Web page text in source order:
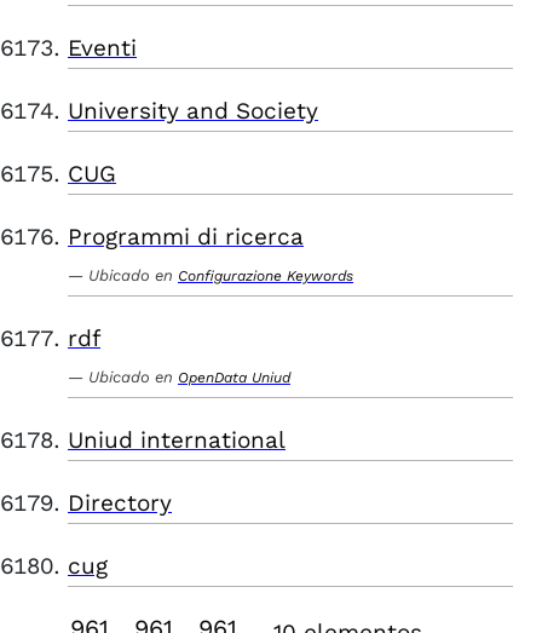
Eventi
University and Society
CUG
Programmi di ricerca
Ubicado en Configurazione Keywords
rdf
Ubicado en OpenData Uniud
Uniud international
Directory
cug